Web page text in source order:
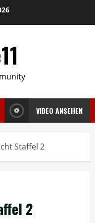
VIDEO ANSEHEN
Staffel 2
2